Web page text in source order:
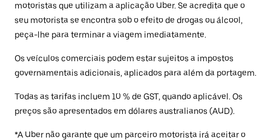
motoristas que utilizam a aplicação Uber. Se acredita que o
seu motorista se encontra sob o efeito de drogas ou álcool,
peça-lhe para terminar a viagem imediatamente.
Os veículos comerciais podem estar sujeitos a impostos
governamentais adicionais, aplicados para além da portagem.
Todas as tarifas incluem 10 % de GST, quando aplicável. Os
preços são apresentados em dólares australianos (AUD).
*A Uber não garante que um parceiro motorista irá aceitar o